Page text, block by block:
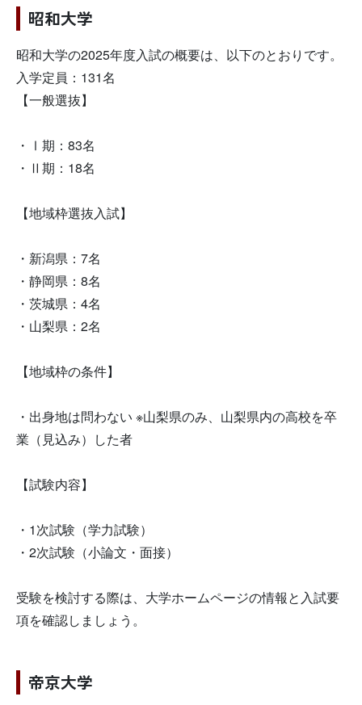
昭和大学
昭和大学の2025年度入試の概要は、以下のとおりです。
入学定員：131名
【一般選抜】
・Ⅰ期：83名
・Ⅱ期：18名
【地域枠選抜入試】
・新潟県：7名
・静岡県：8名
・茨城県：4名
・山梨県：2名
【地域枠の条件】
・出身地は問わない ※山梨県のみ、山梨県内の高校を卒
業（見込み）した者
【試験内容】
・1次試験（学力試験）
・2次試験（小論文・面接）
受験を検討する際は、大学ホームページの情報と入試要
項を確認しましょう。
帝京大学